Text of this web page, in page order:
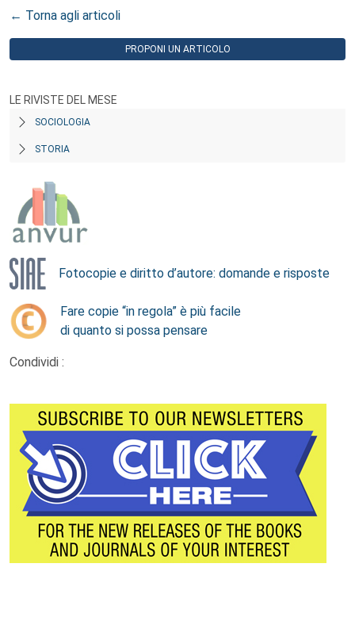
← Torna agli articoli
PROPONI UN ARTICOLO
LE RIVISTE DEL MESE
SOCIOLOGIA
STORIA
Fotocopie e diritto d’autore: domande e risposte
Fare copie “in regola” è più facile
di quanto si possa pensare
Condividi :